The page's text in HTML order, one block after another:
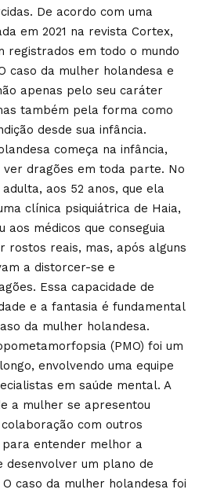
De acordo com uma
em 2021 na revista Cortex,
registrados em todo o mundo
caso da mulher holandesa e
apenas pelo seu caráter
também pela forma como
desde sua infância.
começa na infância,
ver dragões em toda parte. No
aos 52 anos, que ela
clínica psiquiátrica de Haia,
aos médicos que conseguia
rostos reais, mas, após alguns
a distorcer-se e
Essa capacidade de
e a fantasia é fundamental
da mulher holandesa.
(PMO) foi um
envolvendo uma equipe
em saúde mental. A
a mulher se apresentou
com outros
para entender melhor a
desenvolver um plano de
caso da mulher holandesa foi